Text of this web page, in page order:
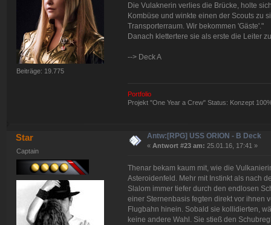
Beiträge: 19.775
Die Vulaknerin verlies die Brücke, holte
Kombüse und winkte einen der Scouts zu
Transporterraum. Wir bekommen 'Gäste'."
Danach klettertere sie als erste die Leiter
--> Deck A
Portfolio
Projekt "One Year a Crew" Status: Konzept
Star
Captain
Antw:[RPG] USS ORION - B Deck
« Antwort #23 am: 25.01.16, 17:41 »
Thenar bekam kaum mit, wie die
Asteroidenfeld. Mehr mit Instinkt als nach
Slalom immer tiefer durch den endlosen
einer Sternenbasis fegten direkt vor ihnen
Flugbahn hinein. Sobald sie kollidierten,
keine andere Wahl. Sie stieß den